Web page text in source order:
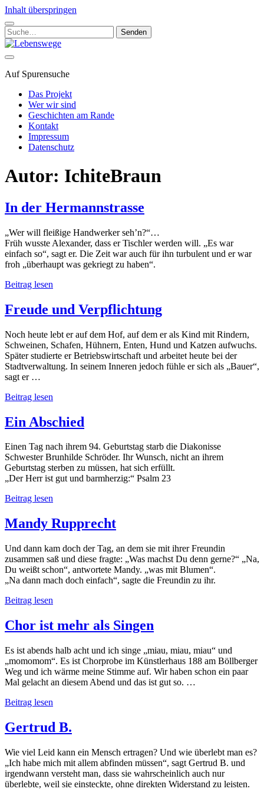
Inhalt überspringen
Suchen
nach:
Lebenswege
Auf Spurensuche
Das Projekt
Wer wir sind
Geschichten am Rande
Kontakt
Impressum
Datenschutz
Autor: IchiteBraun
In der Hermannstrasse
„Wer will fleißige Handwerker seh’n?“…
Früh wusste Alexander, dass er Tischler werden will. „Es war
einfach so“, sagt er. Die Zeit war auch für ihn turbulent und er war
froh „überhaupt was gekriegt zu haben“.
Beitrag lesen
Hermannstrasse
Freude und Verpflichtung
Noch heute lebt er auf dem Hof, auf dem er als Kind mit Rindern,
Schweinen, Schafen, Hühnern, Enten, Hund und Katzen aufwuchs.
Später studierte er Betriebswirtschaft und arbeitet heute bei der
Stadtverwaltung. In seinem Inneren jedoch fühle er sich als „Bauer“,
sagt er …
Beitrag lesen
Verpflichtung
Ein Abschied
Einen Tag nach ihrem 94. Geburtstag starb die Diakonisse
Schwester Brunhilde Schröder. Ihr Wunsch, nicht an ihrem
Geburtstag sterben zu müssen, hat sich erfüllt.
„Der Herr ist gut und barmherzig:“ Psalm 23
Beitrag lesen
Mandy Rupprecht
Und dann kam doch der Tag, an dem sie mit ihrer Freundin
zusammen saß und diese fragte: „Was machst Du denn gerne?“ „Na,
Du weißt schon“, antwortete Mandy. „was mit Blumen“.
„Na dann mach doch einfach“, sagte die Freundin zu ihr.
Beitrag lesen
Chor ist mehr als Singen
Es ist abends halb acht und ich singe „miau, miau, miau“ und
„momomom“. Es ist Chorprobe im Künstlerhaus 188 am Böllberger
Weg und ich wärme meine Stimme auf. Wir haben schon ein paar
Mal gelacht an diesem Abend und das ist gut so. …
Beitrag lesen
mehr
als
Gertrud B.
Wie viel Leid kann ein Mensch ertragen? Und wie überlebt man es?
„Ich habe mich mit allem abfinden müssen“, sagt Gertrud B. und
irgendwann versteht man, dass sie wahrscheinlich auch nur
überlebte, weil sie einsteckte, ohne direkten Widerstand zu leisten.